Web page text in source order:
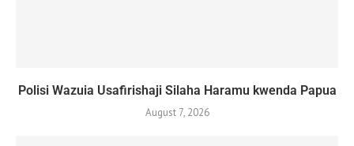
Polisi Wazuia Usafirishaji Silaha Haramu kwenda Papua
August 7, 2026